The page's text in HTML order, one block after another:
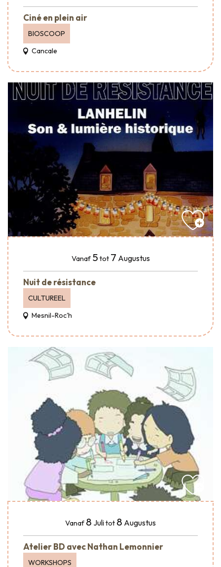
Ciné en plein air
BIOSCOOP
Cancale
Vanaf 5 tot 7 Augustus
Nuit de résistance
CULTUREEL
Mesnil-Roc'h
Vanaf 8 Julitot 8 Augustus
Atelier BD avec Nathan Lemonnier
WORKSHOPS